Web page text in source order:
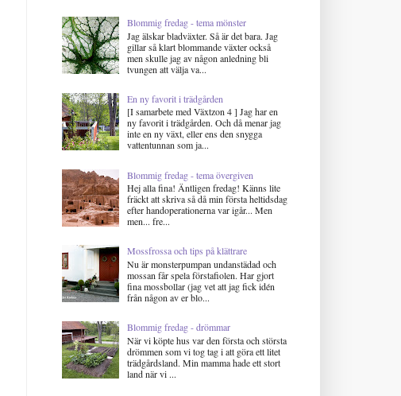
Blommig fredag - tema mönster
Jag älskar bladväxter. Så är det bara. Jag
gillar så klart blommande växter också
men skulle jag av någon anledning bli
tvungen att välja va...
En ny favorit i trädgården
[I samarbete med Växtzon 4 ] Jag har en
ny favorit i trädgården. Och då menar jag
inte en ny växt, eller ens den snygga
vattentunnan som ja...
Blommig fredag - tema övergiven
Hej alla fina! Äntligen fredag! Känns lite
fräckt att skriva så då min första heltidsdag
efter handoperationerna var igår... Men
men... fre...
Mossfrossa och tips på klättrare
Nu är monsterpumpan undanstädad och
mossan får spela förstafiolen. Har gjort
fina mossbollar (jag vet att jag fick idén
från någon av er blo...
Blommig fredag - drömmar
När vi köpte hus var den första och största
drömmen som vi tog tag i att göra ett litet
trädgårdsland. Min mamma hade ett stort
land när vi ...